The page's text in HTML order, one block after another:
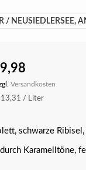
/ NEUSIEDLERSEE,
Versandkosten
/ Liter
schwarze
Karamelltöne,